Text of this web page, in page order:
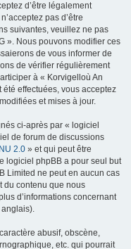
d’être légalement
pas d’être
suivantes, veuillez ne pas
». Nous pouvons modifier ces
de vous informer de
de vérifier régulièrement
à « Korvigelloù An
effectuées, vous acceptez
et mises à jour.
ci-après par « logiciel
de forum de discussions
2.0 » et qui peut être
logiciel phpBB a pour seul but
Limited ne peut en aucun cas
du contenu que nous
d’informations concernant
abusif, obscène,
etc. qui pourrait